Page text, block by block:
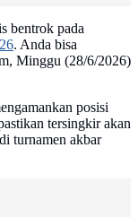
bentrok pada
. Anda bisa
Minggu (28/6/2026)
posisi
tersingkir akan
turnamen akbar